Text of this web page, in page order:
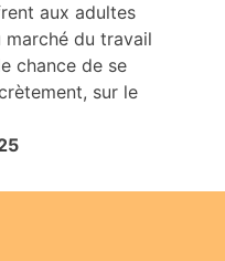
aux adultes
marché du travail
chance de se
sur le